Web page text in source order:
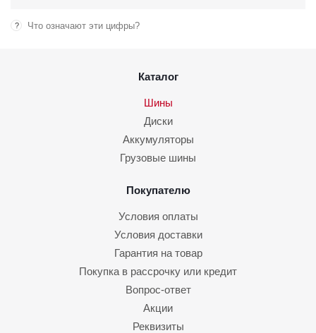
? Что означают эти цифры?
Каталог
Шины
Диски
Аккумуляторы
Грузовые шины
Покупателю
Условия оплаты
Условия доставки
Гарантия на товар
Покупка в рассрочку или кредит
Вопрос-ответ
Акции
Реквизиты